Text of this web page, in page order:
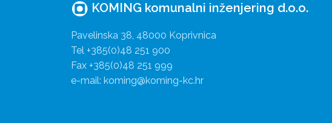
KOMING komunalni inženjering d.o.o.
Pavelinska 38, 48000 Koprivnica
Tel +385(0)48 251 900
Fax +385(0)48 251 999
e-mail: koming@koming-kc.hr